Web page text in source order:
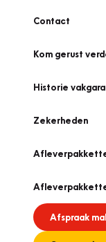
Contact
Kom gerust
Historie
Zekerheden
Afspraak